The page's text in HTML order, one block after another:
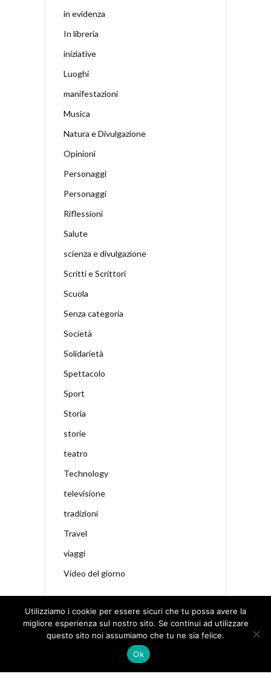
in evidenza
In libreria
iniziative
Luoghi
manifestazioni
Musica
Natura e Divulgazione
Opinioni
Personaggi
Personaggi
Riflessioni
Salute
scienza e divulgazione
Scritti e Scrittori
Scuola
Senza categoria
Società
Solidarietà
Spettacolo
Sport
Storia
storie
teatro
Technology
televisione
tradizioni
Travel
viaggi
Video del giorno
Utilizziamo i cookie per essere sicuri che tu possa avere la
migliore esperienza sul nostro sito. Se continui ad utilizzare
questo sito noi assumiamo che tu ne sia felice.
Ok